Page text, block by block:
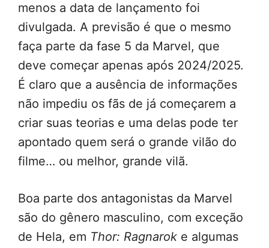
menos a data de lançamento foi
divulgada. A previsão é que o mesmo
faça parte da fase 5 da Marvel, que
deve começar apenas após 2024/2025.
É claro que a ausência de informações
não impediu os fãs de já começarem a
criar suas teorias e uma delas pode ter
apontado quem será o grande vilão do
filme… ou melhor, grande vilã.
Boa parte dos antagonistas da Marvel
são do gênero masculino, com exceção
de Hela, em Thor: Ragnarok e algumas